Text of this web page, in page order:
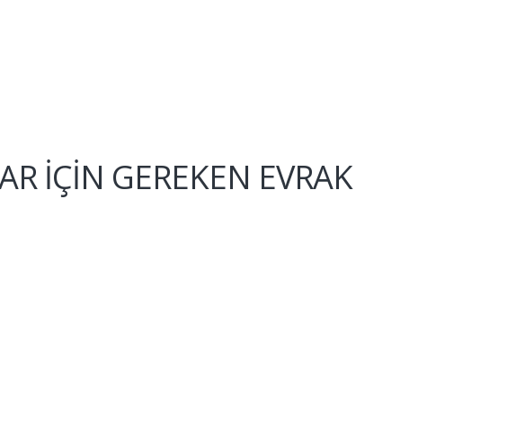
İÇİN GEREKEN EVRAK